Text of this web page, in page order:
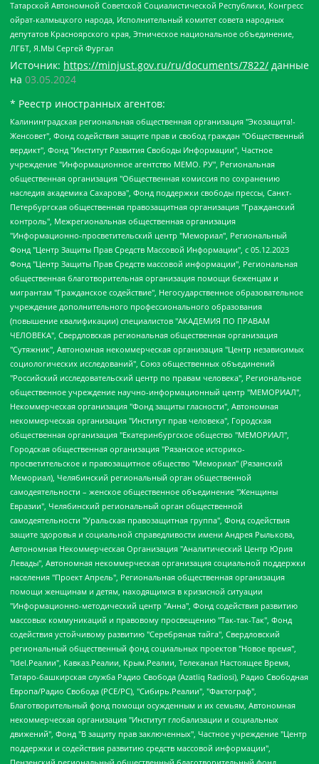
Татарской Автономной Советской Социалистической Республики, Конгресс
ойрат-калмыцкого народа, Исполнительный комитет совета народных
депутатов Красноярского края, Этническое национальное объединение,
ЛГБТ, Я.МЫ Сергей Фургал
Источник: https://minjust.gov.ru/ru/documents/7822/ данные
на 03.05.2024
* Реестр иностранных агентов:
Калининградская региональная общественная организация "Экозащита!-Женсовет", Фонд содействия защите прав и свобод граждан "Общественный вердикт", Фонд "Институт Развития Свободы Информации", Частное учреждение "Информационное агентство МЕМО. РУ", Региональная общественная организация "Общественная комиссия по сохранению наследия академика Сахарова", Фонд поддержки свободы прессы, Санкт-Петербургская общественная правозащитная организация "Гражданский контроль", Межрегиональная общественная организация "Информационно-просветительский центр "Мемориал", Региональный Фонд "Центр Защиты Прав Средств Массовой Информации", с 05.12.2023 Фонд "Центр Защиты Прав Средств массовой информации", Региональная общественная благотворительная организация помощи беженцам и мигрантам "Гражданское содействие", Негосударственное образовательное учреждение дополнительного профессионального образования (повышение квалификации) специалистов "АКАДЕМИЯ ПО ПРАВАМ ЧЕЛОВЕКА", Свердловская региональная общественная организация "Сутяжник", Автономная некоммерческая организация "Центр независимых социологических исследований", Союз общественных объединений "Российский исследовательский центр по правам человека", Региональное общественное учреждение научно-информационный центр "МЕМОРИАЛ", Некоммерческая организация "Фонд защиты гласности", Автономная некоммерческая организация "Институт прав человека", Городская общественная организация "Екатеринбургское общество "МЕМОРИАЛ", Городская общественная организация "Рязанское историко-просветительское и правозащитное общество "Мемориал" (Рязанский Мемориал), Челябинский региональный орган общественной самодеятельности – женское общественное объединение "Женщины Евразии", Челябинский региональный орган общественной самодеятельности "Уральская правозащитная группа", Фонд содействия защите здоровья и социальной справедливости имени Андрея Рылькова, Автономная Некоммерческая Организация "Аналитический Центр Юрия Левады", Автономная некоммерческая организация социальной поддержки населения "Проект Апрель", Региональная общественная организация помощи женщинам и детям, находящимся в кризисной ситуации "Информационно-методический центр "Анна", Фонд содействия развитию массовых коммуникаций и правовому просвещению "Так-так-Так", Фонд содействия устойчивому развитию "Серебряная тайга", Свердловский региональный общественный фонд социальных проектов "Новое время", "Idel.Реалии", Кавказ.Реалии, Крым.Реалии, Телеканал Настоящее Время, Татаро-башкирская служба Радио Свобода (Azatliq Radiosi), Радио Свободная Европа/Радио Свобода (PCE/PC), "Сибирь.Реалии", "Фактограф", Благотворительный фонд помощи осужденным и их семьям, Автономная некоммерческая организация "Институт глобализации и социальных движений", Фонд "В защиту прав заключенных", Частное учреждение "Центр поддержки и содействия развитию средств массовой информации", Пензенский региональный общественный благотворительный фонд "Гражданский союз", "Север.Реалии", Некоммерческая организация Фонд "Правовая инициатива", Общество с ограниченной ответственностью "Радио Свободная Европа/Радио Свобода", Чешское информационное агентство "MEDIUM-ORIENT", Красноярская региональная общественная организация "Мы против СПИДа", Камалягин Денис Николаевич, Маркелов Сергей Евгеньевич, Пономарев Лев Александрович, Савицкая Людмила Алексеевна, Автономная некоммерческая организация "Центр по работе с проблемой насилия "НАСИЛИЮ.НЕТ", Межрегиональный профессиональный союз работников здравоохранения "Альянс врачей", Юридическое лицо, зарегистрированное в Латвийской Республике, SIA "Medusa Project" (регистрационный номер 40103797863, дата регистрации 10.06.2014), Некоммерческая организация "Фонд по борьбе с коррупцией", Автономная некоммерческая организация "Институт права и публичной политики", Баданин Роман Сергеевич, Гликин Максим Александрович, Железнова Мария Михайловна, Лукьянова Юлия Сергеевна, Маетная Елизавета Витальевна, Маняхин Петр Борисович, Чуракова Ольга Владимировна, Ярош Юлия Петровна, Юридическое лицо "The Insider SIA", зарегистрированное в Риге, Латвийская Республика (дата регистрации 26.06.2015), являющееся администратором доменного имени интернет-издания "The Insider SIA", https://theins.ru, Постернак Алексей Евгеньевич, Рубин Михаил Аркадьевич, Анин Роман Александрович, Юридическое лицо Istories fonds, зарегистрированное в Латвийской Республике (регистрационный номер 50008295751, дата регистрации 24.02.2020), Великовский Дмитрий Александрович, Долинина Ирина Николаевна, Мароховская Алеся Алексеевна, Шлейнов Роман Юрьевич, Шмагун Олеся Валентиновна, Общество с ограниченной ответственностью "Альтаир 2021", Общество с ограниченной ответственностью "Вега 2021", Общество с ограниченной ответственностью "Главный редактор 2021", Общество с ограниченной ответственностью "Ромашки монолит", Важенков Артем Валерьевич, Ивановская областная общественная организация "Центр гендерных исследований", Гурман Юрий Альбертович, Медиапроект "ОВД-Инфо", Егоров Владимир Владимирович, Жилинский Владимир Александрович, Общество с ограниченной ответственностью "ЗП", Иванова София Юрьевна, Карезина Инна Павловна, Кильтау Екатерина Викторовна, Петров Алексей Викторович, Пискунов Сергей Евгеньевич, Смирнов Сергей Сергеевич, Тихонов Михаил Сергеевич, Общество с ограниченной ответственностью "ЖУРНАЛИСТ-ИНОСТРАННЫЙ АГЕНТ", Арапова Галина Юрьевна, Вольтская Татьяна Анатольевна, Американская компания "Mason G.E.S. Anonymous Foundation" (США), являющаяся владельцем интернет-издания https://mnews.world/, Компания "Stichting Bellingcat", зарегистрированная в Нидерландах (дата регистрации 11.07.2018), Захаров Андрей Вячеславович, Клепиковская Екатерина Дмитриевна, Общество с ограниченной ответственностью "МЕМО", Перл Роман Александрович, Симонов Евгений Алексеевич, Соловьева Елена Анатольевна, Сотников Даниил Владимирович, Сурначева Елизавета Дмитриевна, Автономная некоммерческая организация по защите прав человека и информированию населения "Якутия – Наше Мнение", Общество с ограниченной ответственностью "Москоу диджитал медиа", с 26.01.2023 Общество с ограниченной ответственностью "Чайка Белые сады", Ветошкина Валерия Валерьевна, Заговора Максим Александрович, Межрегиональное общественное движение "Российская ЛГБТ - сеть", Оленичев Максим Владимирович, Павлов Иван Юрьевич, Скворцова Елена Сергеевна, Общество с ограниченной ответственностью "Как бы инагент", Кочетков Игорь Викторович, Общество с ограниченной ответственностью "Честные выборы", Еланчик Олег Александрович, Общество с ограниченной ответственностью "Нобелевский призыв", Гималова Регина Эмилевна, Григорьев Андрей Валерьевич, Григорьева Алина Александровна, Ассоциация по содействию защите прав призывников, альтернативнослужащих и военнослужащих "Правозащитная группа "Гражданин.Армия.Право", Хисамова Регина Фаритовна, Автономная некоммерческая организация по реализации социально-правовых программ "Лилит", Дальневосточное общественное движение "Маяк", Санкт-Петербургская ЛГБТ-инициативная группа "Выход", Инициативная группа ЛГБТ+ "Реверс", Алексеев Андрей Викторович, Бекбулатова Таисия Львовна, Беляев Иван Михайлович, Владыкина Елена Сергеевна, Гельман Марат Александрович, Никульшина Вероника Юрьевна, Толоконникова Надежда Андреевна, Шендерович Виктор Анатольевич, Общество с ограниченной ответственностью "Данное сообщение", Общество с ограниченной ответственностью Издательский дом "Новая глава", Айнбиндер Александра Александровна, Московский комьюнити-центр для ЛГБТ+инициатив, Благотворительный фонд развития филантропии, Deutsche Welle (Германия, Kurt-Schumacher-Strasse 3, 53113 Bonn), Борзунова Мария Михайловна, Воробьев Виктор Викторович, Голубева Анна Львовна, Константинова Алла Михайловна, Малкова Ирина Владимировна, Мурадов Мурад Абдулгалимович, Осетинская Елизавета Николаевна, Понасенков Евгений Николаевич, Ганапольский Матвей Юрьевич, Киселев Евгений Алексеевич, Борухович Ирина Григорьевна, Дремин Иван Тимофеевич, Дубровский Дмитрий Викторович, Красноярская региональная общественная организация поддержки и развития альтернативных образовательных технологий и межкультурных коммуникаций "ИНТЕРРА", Маяковская Екатерина Алексеевна, Фейгин Марк Захарович, Филимонов Андрей Викторович, Дзугкоева Регина Николаевна, Доброхотов Роман Александрович, Дудь Юрий Александрович, Елкин Сергей Владимирович, Кругликов Кирилл Игоревич, Сабунаева Мария Леонидовна, Семенов Алексей Владимирович, Шаинян Карен Багратович, Шульман Екатерина Михайловна, Асафьев Артур Валерьевич, Вахштайн Виктор Семенович, Венедиктов Алексей Алексеевич, Лушникова Екатерина Евгеньевна, Волков Леонид Михайлович, Невзоров Александр Глебович, Пархоменко Сергей Борисович, Сироткин Ярослав Николаевич, Кара-Мурза Владимир Владимирович, Баранова Наталья Владимировна, Гозман Леонид Яковлевич, Кагарлицкий Борис Юльевич, Климарев Михаил Валерьевич, Милов Владимир Станиславович, Автономная некоммерческая организация Краснодарский центр современного искусства "Типография", Моргенштерн Алишер Тагирович, Соболь Любовь Эдуардовна, Общество с ограниченной ответственностью "ЛИЗА НОРМ", Каспаров Гарри Кимович, Ходорковский Михаил Борисович, Общество с ограниченной ответственностью "Апрельские тезисы", Данилович Ирина Брониславовна, Кашин Олег Владимирович, Петров Николай Владимирович, Пивоваров Алексей Владимирович, Соколов Михаил Владимирович, Цветкова Юлия Владимировна, Чичваркин Евгений Александрович, Комитет против пыток/Команда против пыток, Общество с ограниченной ответственностью "Первый научный", Общество с ограниченной ответственностью "Вертолет и ко", Белоцерковская Вероника Борисовна, Кац Максим Евгеньевич, Лазарева Татьяна Юрьевна, Шаведдинов Руслан Табризович, Яшин Илья Валерьевич, Общество с ограниченной ответственностью "Иноагент ААВ", Алешковский Дмитрий Петрович, Альбац Евгения Марковна, Быков Дмитрий Львович, Галямина Юлия Евгеньевна, Лойко Сергей Леонидович, Мартынов Кирилл Константинович, Медведев Сергей Александрович, Крашенинников Федор Геннадиевич, Гордеева Катерина Вл